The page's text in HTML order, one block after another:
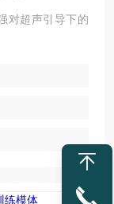
对超声引导下的